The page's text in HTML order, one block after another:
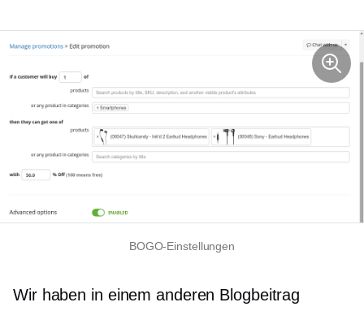
BOGO-Einstellungen
Wir haben in einem anderen Blogbeitrag